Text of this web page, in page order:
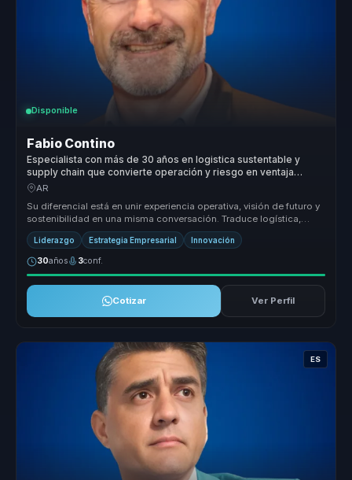
Disponible
Fabio Contino
Especialista con más de 30 años en logistica sustentable y
supply chain que convierte operación y riesgo en ventaja
competitiva para empresas.
AR
Su diferencial está en unir experiencia operativa, visión de futuro y
sostenibilidad en una misma conversación. Traduce logística,
riesgo...
Liderazgo Estrategia Empresarial Innovación
30años 3conf.
Cotizar Ver Perfil
ES